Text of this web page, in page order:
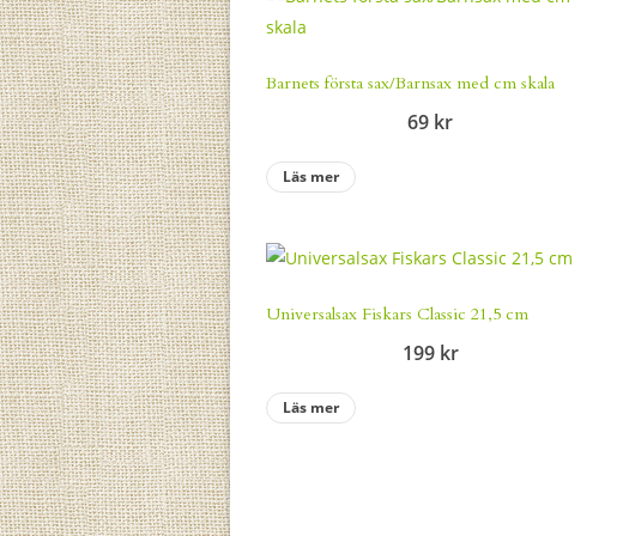
Barnets första sax/Barnsax med cm skala
69 kr
Läs mer
Universalsax Fiskars Classic 21,5 cm
199 kr
Läs mer